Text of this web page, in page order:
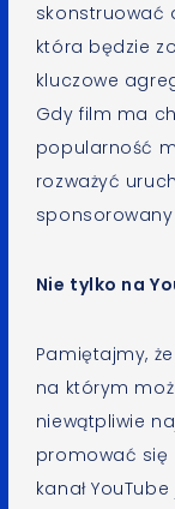
skonstruować
która będzie
kluczowe
Gdy film ma
popularność
rozważyć
Nie tylko na
Pamiętajmy,
na którym
niewątpliwie
promować się
kanał